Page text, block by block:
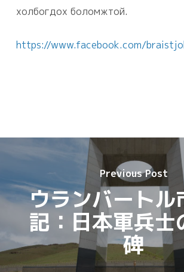
холбогдох боломжтой.
https://www.facebook.com/
Previous Post
ウランバートル
記：日本軍兵士
碑